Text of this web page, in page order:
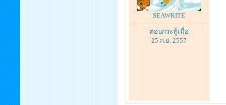
SEAWRITE
ตอบกระทู้เมื่อ
25 ก.ย. 2557